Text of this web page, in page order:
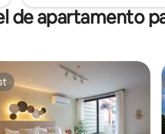
de apartamento